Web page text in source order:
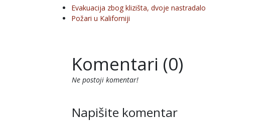
Evakuacija zbog klizišta, dvoje nastradalo
Požari u Kaliforniji
Komentari (0)
Ne postoji komentar!
Napišite komentar